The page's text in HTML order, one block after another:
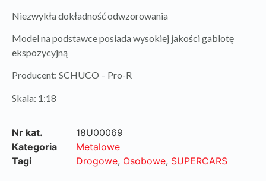
Niezwykła dokładność odwzorowania
Model na podstawce posiada wysokiej jakości gablotę
ekspozycyjną
Producent: SCHUCO – Pro-R
Skala: 1:18
Nr kat.
18U00069
Kategoria
Metalowe
Tagi
Drogowe, Osobowe, SUPERCARS